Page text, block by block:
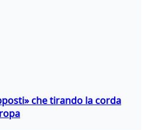
che tirando la corda